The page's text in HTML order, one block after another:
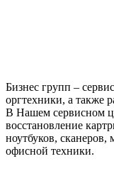
Бизнес групп –
оргтехники, а также
В Нашем сервисном
восстановление
ноутбуков, сканеров,
офисной техники.